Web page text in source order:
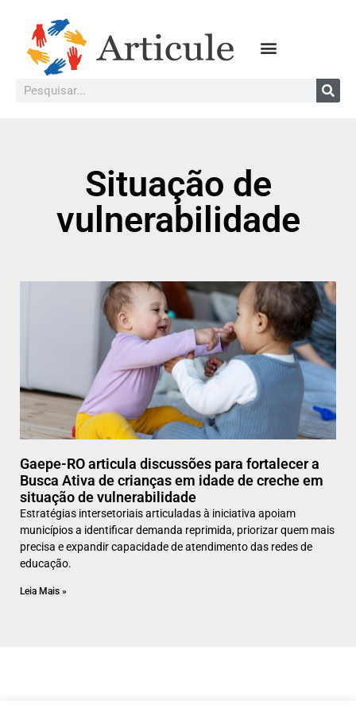
Situação de
vulnerabilidade
Gaepe-RO articula discussões para fortalecer a
Busca Ativa de crianças em idade de creche em
situação de vulnerabilidade
Estratégias intersetoriais articuladas à iniciativa apoiam
municípios a identificar demanda reprimida, priorizar quem mais
precisa e expandir capacidade de atendimento das redes de
educação.
Leia Mais »